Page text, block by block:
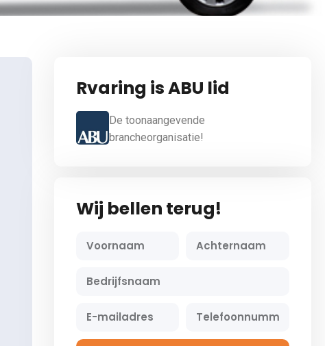
Rvaring is ABU lid
De toonaangevende
brancheorganisatie!
Wij bellen terug!